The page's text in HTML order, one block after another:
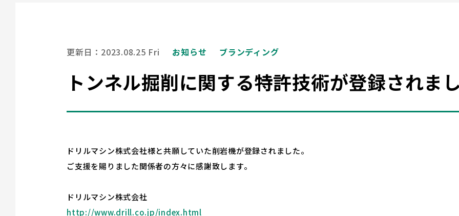
更新日：2023.08.25 Fri お知らせ ブランディング
トンネル掘削に関する特許技術が登録されま
ドリルマシン株式会社様と共願していた削岩機が登録されました。
ご支援を賜りました関係者の方々に感謝致します。
ドリルマシン株式会社
http://www.drill.co.jp/index.html